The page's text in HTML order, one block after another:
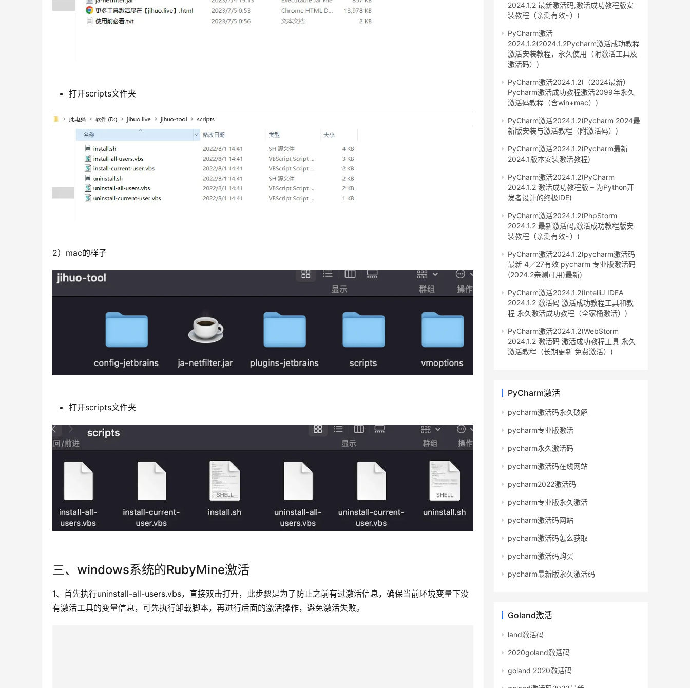
打开scripts文件夹
2）mac的样子
打开scripts文件夹
三、windows系统的RubyMine激活
1、首先执行uninstall-all-users.vbs，直接双击打开，此步骤是为了防止之前有过激活信息，确保当前环境变量下没
有激活工具的变量信息，可先执行卸载脚本，再进行后面的激活操作，避免激活失败。
2024.1.2 最新激活码,激活成功教程版安
装教程（亲测有效~）)
PyCharm激活
2024.1.2(2024.1.2Pycharm激活成功教程
激活安装教程，永久使用（附激活工具及
激活码）)
PyCharm激活2024.1.2(（2024最新）
Pycharm激活成功教程激活2099年永久
激活码教程（含win+mac）)
PyCharm激活2024.1.2(Pycharm 2024最
新版安装与激活教程（附激活码）)
PyCharm激活2024.1.2(Pycharm最新
2024.1版本安装激活教程)
PyCharm激活2024.1.2(PyCharm
2024.1.2 激活成功教程版 – 为Python开
发者设计的终极IDE)
PyCharm激活2024.1.2(PhpStorm
2024.1.2 最新激活码,激活成功教程版安
装教程（亲测有效~）)
PyCharm激活2024.1.2(pycharm激活码
最新 4／27有效 pycharm 专业版激活码
(2024.2亲测可用)最新)
PyCharm激活2024.1.2(IntelliJ IDEA
2024.1.2 激活码 激活成功教程工具和教
程 永久激活成功教程（全家桶激活）)
PyCharm激活2024.1.2(WebStorm
2024.1.2 激活码 激活成功教程工具 永久
激活教程（长期更新 免费激活）)
PyCharm激活
pycharm激活码永久破解
pycharm专业版激活
pycharm永久激活码
pycharm激活码在线网站
pycharm2022激活码
pycharm专业版永久激活
pycharm激活码网站
pycharm激活码怎么获取
pycharm激活码购买
pycharm最新版永久激活码
Goland激活
land激活码
2020goland激活码
goland 2020激活码